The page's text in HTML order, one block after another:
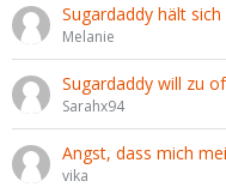
Sugardaddy hält
Melanie
Sugardaddy will zu
Sarahx94
Angst, dass mich
vika